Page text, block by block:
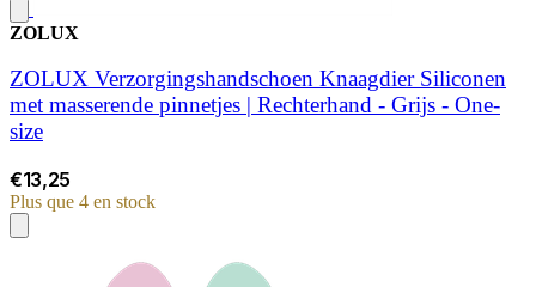
ZOLUX
ZOLUX Verzorgingshandschoen Knaagdier Siliconen
met masserende pinnetjes | Rechterhand - Grijs - One-
size
€13,25
Plus que 4 en stock